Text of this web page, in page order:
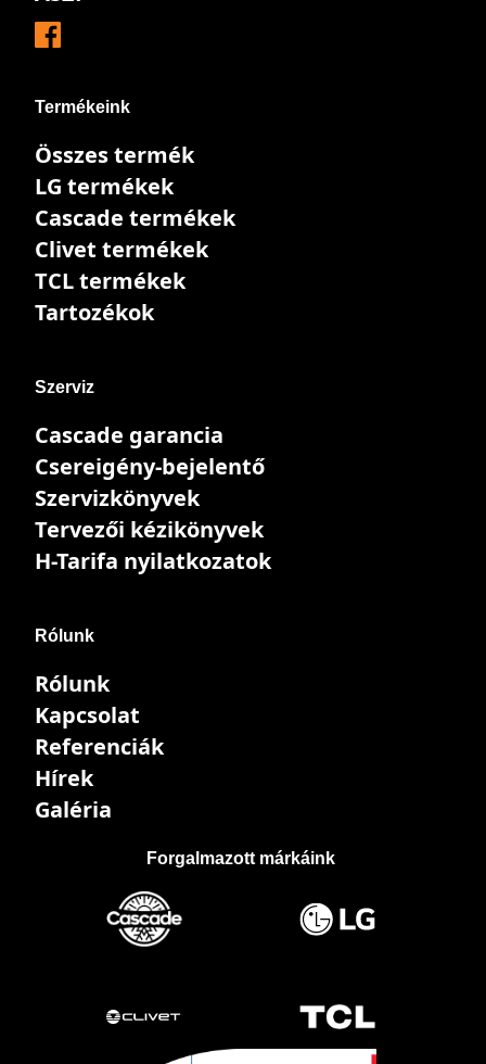
Termékeink
Összes termék
LG termékek
Cascade termékek
Clivet termékek
TCL termékek
Tartozékok
Szerviz
Cascade garancia
Csereigény-bejelentő
Szervizkönyvek
Tervezői kézikönyvek
H-Tarifa nyilatkozatok
Rólunk
Rólunk
Kapcsolat
Referenciák
Hírek
Galéria
Forgalmazott márkáink